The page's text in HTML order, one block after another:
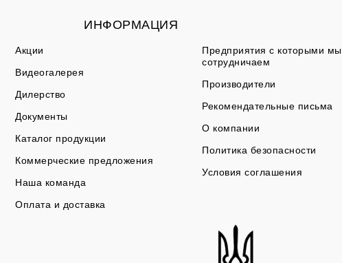
ИНФОРМАЦИЯ
Акции
Видеогалерея
Дилерство
Документы
Каталог продукции
Коммерческие предложения
Наша команда
Оплата и доставка
Предприятия с которыми мы
сотрудничаем
Производители
Рекомендательные письма
О компании
Политика безопасности
Условия соглашения